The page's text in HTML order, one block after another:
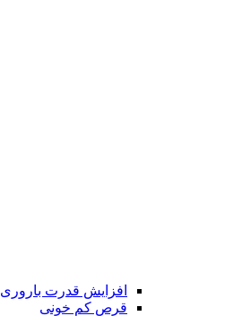
افزایش قدرت باروری
قرص کم خونی